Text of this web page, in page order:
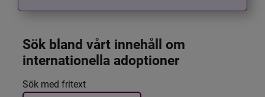
Sök bland vårt innehåll om
internationella adoptioner
Filtrera resultatet
Det här formuläret postas automatiskt
Sök med fritext